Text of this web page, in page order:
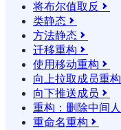
将布尔值取反 
类静态 
方法静态 
迁移重构 
使用移动重构 
向上拉取成员重构
向下推送成员 
重构：删除中间人
重命名重构 